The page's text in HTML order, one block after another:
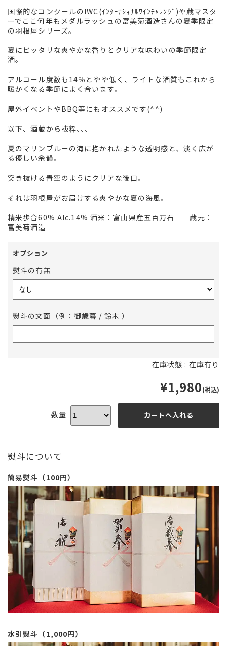
国際的なコンクールのIWC(ｲﾝﾀｰﾅｼｮﾅﾙﾜｲﾝﾁｬﾚﾝｼﾞ)や蔵マスタ
ーでここ何年もメダルラッシュの富美菊酒造さんの夏季限定
の羽根屋シリーズ。
夏にピッタリな爽やかな香りとクリアな味わいの季節限定
酒。
アルコール度数も14％とやや低く、ライトな酒質もこれから
暖かくなる季節によく合います。
屋外イベントやBBQ等にもオススメです(^^)
以下、酒蔵から抜粋､､､
夏のマリンブルーの海に抱かれたような透明感と、淡く広が
る優しい余韻。
突き抜ける青空のようにクリアな後口。
それは羽根屋がお届けする爽やかな夏の海風。
精米歩合60% Alc.14% 酒米：富山県産五百万石 蔵元：
富美菊酒造
オプション
熨斗の有無
熨斗の文面（例：御歳暮 / 鈴木 ）
在庫状態 : 在庫有り
¥1,980(税込)
数量
熨斗について
簡易熨斗（100円）
水引熨斗（1,000円）